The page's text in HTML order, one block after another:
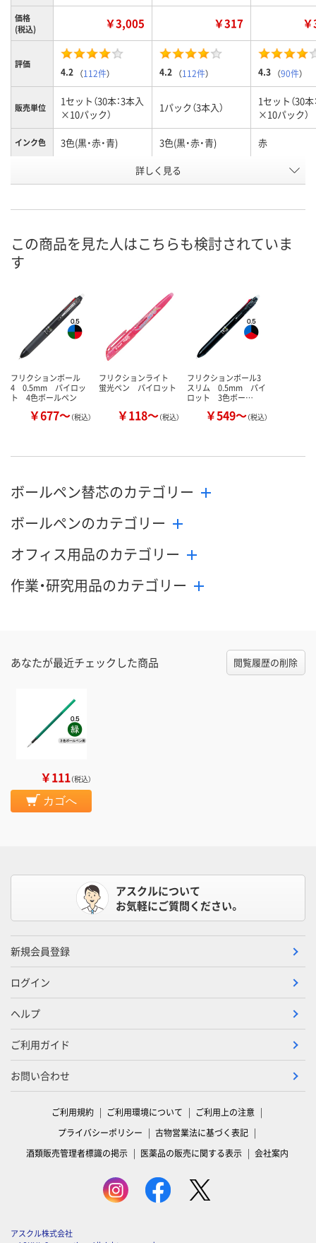
価格
(税込)
￥3,005 ￥317
評価
4.2 （112件） 4.2 （112件） 4.3 （90件）
販売単位
1セット（30本：3本入
×10パック）
1パック（3本入）
1セット（30本
×10パック）
インク色 3色(黒・赤・青) 3色(黒・赤・青) 赤
8212733 1961117
8月8日（土）
詳しく見る
この商品を見た人はこちらも検討されていま
す
フリクションボール
4 0.5mm パイロッ
ト 4色ボールペン
￥677～（税込）
フリクションライト
蛍光ペン パイロット
￥118～（税込）
フリクションボール3
スリム 0.5mm パイ
ロット 3色ボー…
￥549～（税込）
ボールペン替芯のカテゴリー
ボールペンのカテゴリー
オフィス用品のカテゴリー
作業・研究用品のカテゴリー
あなたが最近チェックした商品 閲覧履歴の削除
￥111（税込）
カゴへ
アスクルについて
お気軽にご質問ください。
新規会員登録
ログイン
ヘルプ
ご利用ガイド
お問い合わせ
ご利用規約 ご利用環境について
ご利用上の注意
プライバシーポリシー
古物営業法に基づく表記
酒類販売管理者標識の掲示
医薬品の販売に関する表示 会社案内
アスクル株式会社